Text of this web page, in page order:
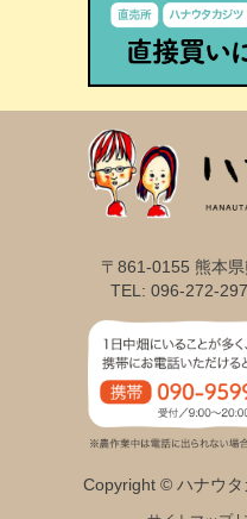
〒861-0155 熊本
TEL: 096-272-
Copyright © ハナウタ